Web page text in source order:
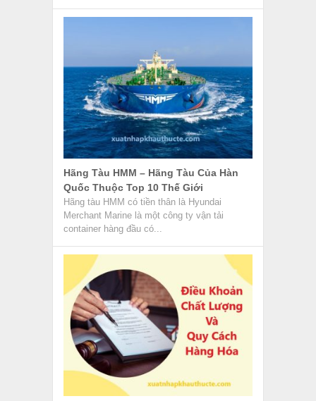
Hãng Tàu HMM – Hãng Tàu Của Hàn
Quốc Thuộc Top 10 Thế Giới
Hãng tàu HMM có tiền thân là Hyundai
Merchant Marine là một công ty vận tải
container hàng đầu có...